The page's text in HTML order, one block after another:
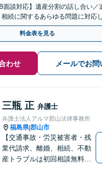
面談対応】遺産分割の話し合い／
続に関するあらゆる問題に対応
きし、有利な解決を目指します
料金表を見る
わせ メールでお
三瓶 正 弁護士
弁護士法人アルマ郡山法律事務所
福島県|郡山市
【交通事故・労災被害者・残
業代請求、離婚、相続、不動
産トラブルは初回相談無料】